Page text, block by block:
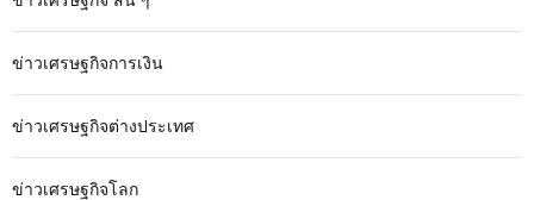
ข่าวเศรษฐกิจการเงิน
ข่าวเศรษฐกิจต่างประเทศ
ข่าวเศรษฐกิจโลก